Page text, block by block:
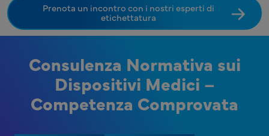
Prenota un incontro con i nostri esperti di
etichettatura
Consulenza Normativa sui
Dispositivi Medici –
Competenza Comprovata